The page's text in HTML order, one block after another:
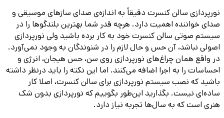
نورپردازی سالن کنسرت دقیقاً به اندازه‌ی صدای سازهای موسیقی و
صدای خواننده اهمیت دارد. هرچه قدر شما بهترین بلندگوها را در
سیستم صوتی سالن کنسرت خود به کار برده باشید ولی نورپردازی
اصولی نباشد، آن حس و حال لازم را در شنوندگان به وجود نمی‌آورد.
در واقع همان چراغ‌های نورپردازی روی سن، حس هیجان، انرژی و
احساسات را به اجرا اضافه می‌کنند. اما این نکته را باید درنظر داشته
باشید که نصب سیستم نورپردازی برای سالن کنسرت، اصلا کار
ساده‌ای نیست. بگذارید این‌طور بگوییم که نورپردازی بدون شک
هنری است که به سال‌ها تجربه نیاز دارد.